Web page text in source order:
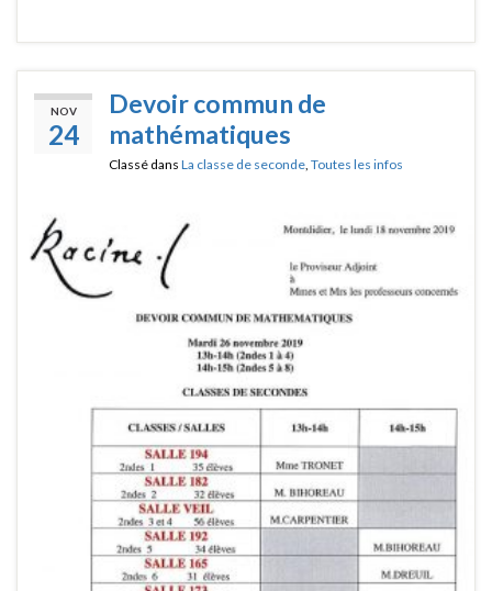
NOV
24
Devoir commun de
mathématiques
Classé dans La classe de seconde, Toutes les infos